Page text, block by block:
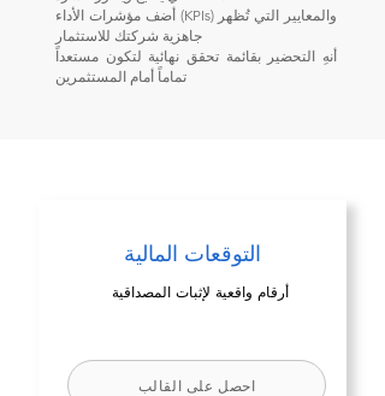
أضف مؤشرات الأداء (KPIs) والمعايير التي تُظهر
جاهزية شركتك للاستثمار
أنهِ التحضير بقائمة تحقق نهائية لتكون مستعداً
تماماً أمام المستثمرين
التوقعات المالية
أرقام واقعية لإثبات المصداقية
احصل على القالب